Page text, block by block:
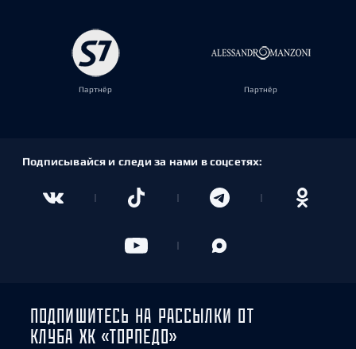
Партнёр Партнёр
Подписывайся и следи за нами в соцсетях:
ПОДПИШИТЕСЬ НА РАССЫЛКИ ОТ
КЛУБА ХК «ТОРПЕДО»